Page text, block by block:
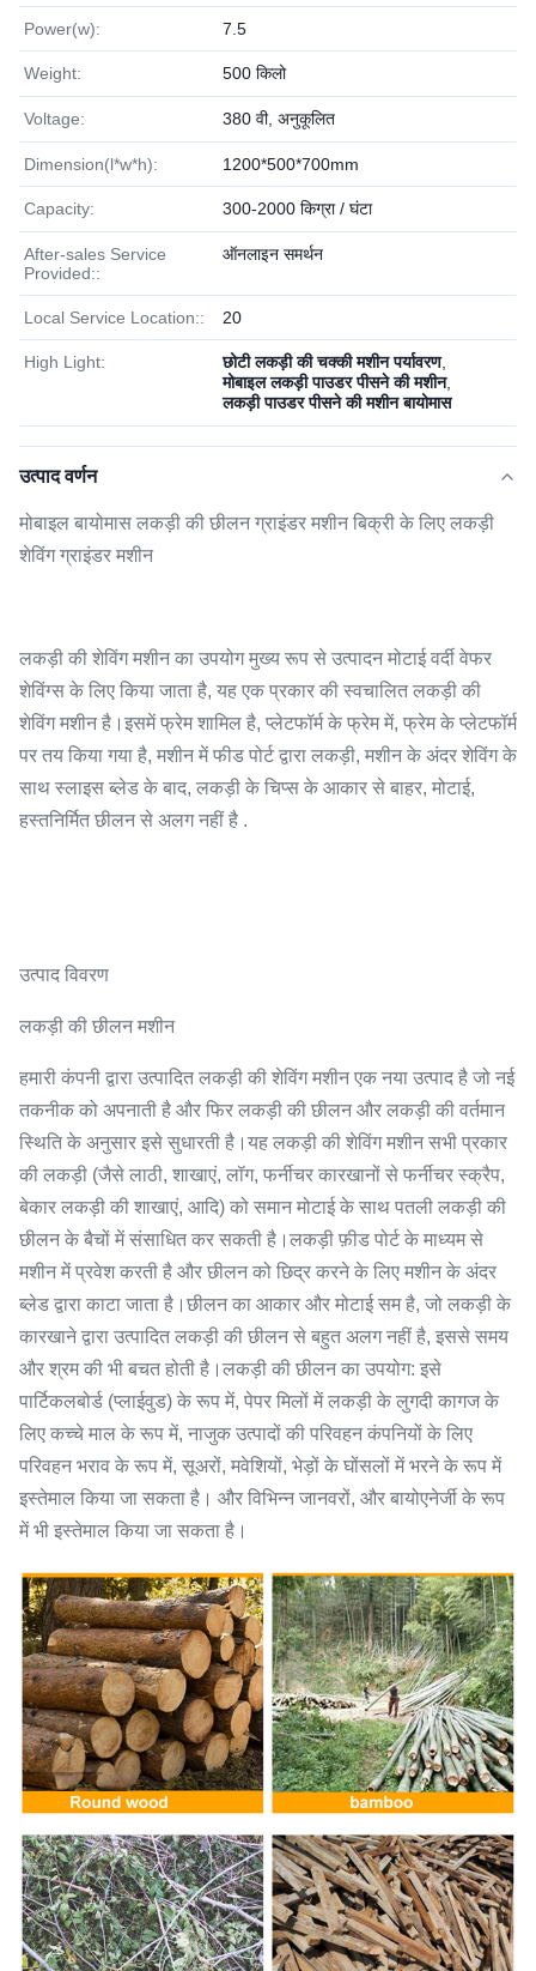
Power(w): 7.5
Weight: 500 किलो
Voltage: 380 वी, अनुकूलित
Dimension(l*w*h): 1200*500*700mm
Capacity: 300-2000 किग्रा / घंटा
After-sales Service
Provided::
ऑनलाइन समर्थन
Local Service Location:: 20
High Light: छोटी लकड़ी की चक्की मशीन पर्यावरण,
मोबाइल लकड़ी पाउडर पीसने की मशीन,
लकड़ी पाउडर पीसने की मशीन बायोमास
उत्पाद वर्णन
मोबाइल बायोमास लकड़ी की छीलन ग्राइंडर मशीन बिक्री के लिए लकड़ी
शेविंग ग्राइंडर मशीन
लकड़ी की शेविंग मशीन का उपयोग मुख्य रूप से उत्पादन मोटाई वर्दी वेफर
शेविंग्स के लिए किया जाता है, यह एक प्रकार की स्वचालित लकड़ी की
शेविंग मशीन है।इसमें फ्रेम शामिल है, प्लेटफॉर्म के फ्रेम में, फ्रेम के प्लेटफॉर्म
पर तय किया गया है, मशीन में फीड पोर्ट द्वारा लकड़ी, मशीन के अंदर शेविंग के
साथ स्लाइस ब्लेड के बाद, लकड़ी के चिप्स के आकार से बाहर, मोटाई,
हस्तनिर्मित छीलन से अलग नहीं है .
उत्पाद विवरण
लकड़ी की छीलन मशीन
हमारी कंपनी द्वारा उत्पादित लकड़ी की शेविंग मशीन एक नया उत्पाद है जो नई
तकनीक को अपनाती है और फिर लकड़ी की छीलन और लकड़ी की वर्तमान
स्थिति के अनुसार इसे सुधारती है।यह लकड़ी की शेविंग मशीन सभी प्रकार
की लकड़ी (जैसे लाठी, शाखाएं, लॉग, फर्नीचर कारखानों से फर्नीचर स्क्रैप,
बेकार लकड़ी की शाखाएं, आदि) को समान मोटाई के साथ पतली लकड़ी की
छीलन के बैचों में संसाधित कर सकती है।लकड़ी फ़ीड पोर्ट के माध्यम से
मशीन में प्रवेश करती है और छीलन को छिद्र करने के लिए मशीन के अंदर
ब्लेड द्वारा काटा जाता है।छीलन का आकार और मोटाई सम है, जो लकड़ी के
कारखाने द्वारा उत्पादित लकड़ी की छीलन से बहुत अलग नहीं है, इससे समय
और श्रम की भी बचत होती है।लकड़ी की छीलन का उपयोग: इसे
पार्टिकलबोर्ड (प्लाईवुड) के रूप में, पेपर मिलों में लकड़ी के लुगदी कागज के
लिए कच्चे माल के रूप में, नाजुक उत्पादों की परिवहन कंपनियों के लिए
परिवहन भराव के रूप में, सूअरों, मवेशियों, भेड़ों के घोंसलों में भरने के रूप में
इस्तेमाल किया जा सकता है। और विभिन्न जानवरों, और बायोएनेर्जी के रूप
में भी इस्तेमाल किया जा सकता है।